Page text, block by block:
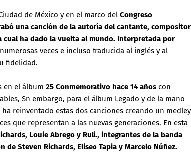
de México y en el marco del Congreso
una canción de la autoría del cantante, compositor
cual ha dado la vuelta al mundo. Interpretada por
veces e incluso traducida al inglés y al
fidelidad.
en el álbum 25 Conmemorativo hace 14 años con
Sn embargo, para el álbum Legado y de la mano
reinventado estas dos canciones creando un medley
que representan a las nuevas generaciones. En esta
Louie Abrego y Ruli., integrantes de la banda
de Steven Richards, Eliseo Tapia y Marcelo Núñez.